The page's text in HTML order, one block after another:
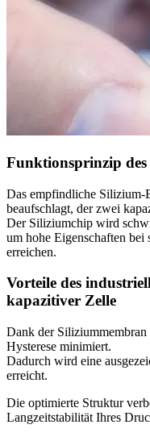
Funktionsprinzip
Das empfindliche
beaufschlagt, der zwei
Der Siliziumchip wird
um hohe Eigenschaften bei
erreichen.
Vorteile des
kapazitiver Zelle
Dank der
Hysterese minimiert.
Dadurch wird eine
erreicht.
Die optimierte Struktur
Langzeitstabilität Ihres